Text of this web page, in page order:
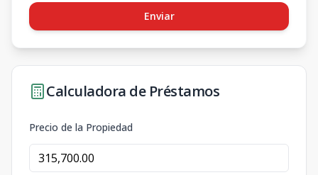
Enviar
Calculadora de Préstamos
Precio de la Propiedad